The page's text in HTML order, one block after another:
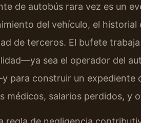
de autobús rara vez es un
del vehículo, el
de terceros. El bufete
sea el operador del
para construir un expediente
médicos, salarios perdidos, y